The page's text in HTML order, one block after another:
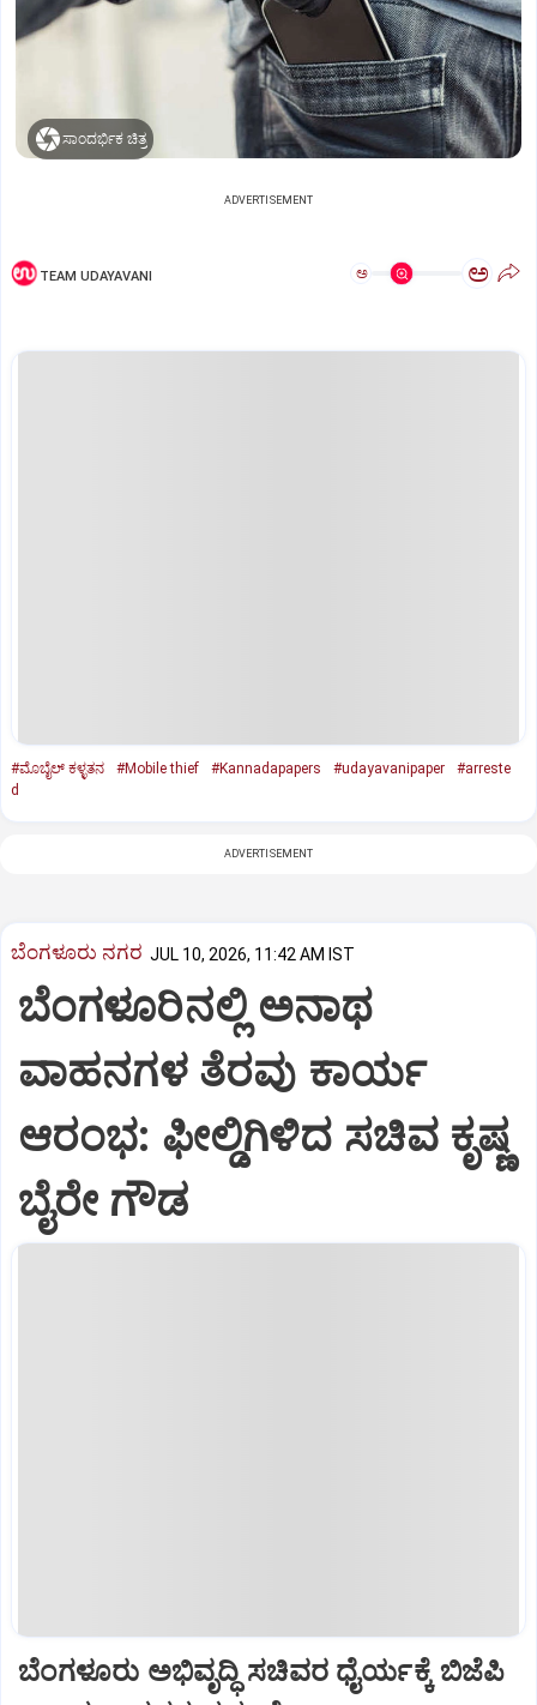
ಸಾಂದರ್ಭಿಕ ಚಿತ್ರ
ADVERTISEMENT
TEAM UDAYAVANI ಅ ಅ
#ಮೊಬೈಲ್ ಕಳ್ಳತನ #Mobile thief #Kannadapapers #udayavanipaper
#arreste
d
ADVERTISEMENT
ಬೆಂಗಳೂರು ನಗರ JUL 10, 2026, 11:42 AM IST
ಬೆಂಗಳೂರಿನಲ್ಲಿ ಅನಾಥ
ವಾಹನಗಳ ತೆರವು ಕಾರ್ಯ
ಆರಂಭ: ಫೀಲ್ಡಿಗಿಳಿದ ಸಚಿವ ಕೃಷ್ಣ
ಬೈರೇ ಗೌಡ
ಬೆಂಗಳೂರು ಅಭಿವೃದ್ಧಿ ಸಚಿವರ ಧೈರ್ಯಕ್ಕೆ ಬಿಜೆಪಿ